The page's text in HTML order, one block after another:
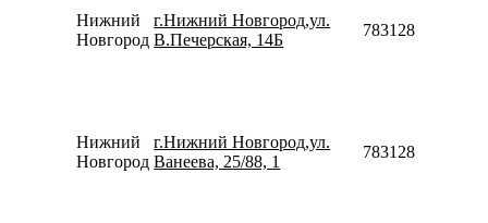
Нижний
Новгород
г.Нижний Новгород,ул.
В.Печерская, 14Б
78312820012
Нижний
Новгород
г.Нижний Новгород,ул.
Ванеева, 25/88, 1
78312820090